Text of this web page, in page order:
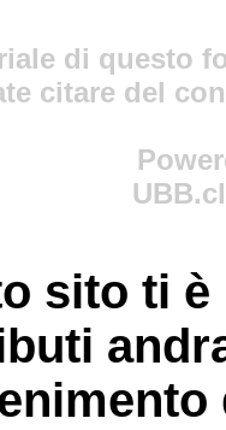
di questo
citare del
sito ti